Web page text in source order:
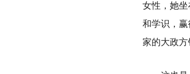
女性，她
和学识，
家的大政方